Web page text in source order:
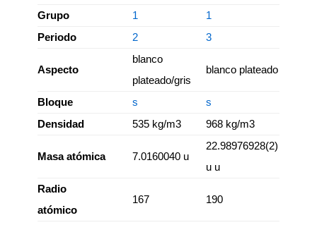
Grupo 1
1
Periodo
2 3
Aspecto
blanco
plateado/gris
blanco plateado
Bloque s
s
Densidad
535 kg/m3 968 kg/m3
Masa atómica 7.0160040 u
22.98976928(2)
u u
Radio
atómico
167 190